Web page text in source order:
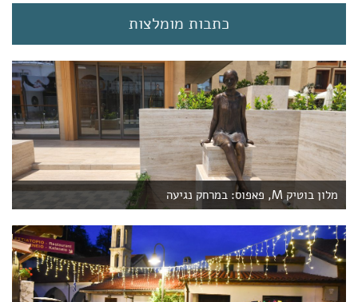
כתבות מומלצות
מלון בוטיק M, פאפוס: במרחק נגיעה